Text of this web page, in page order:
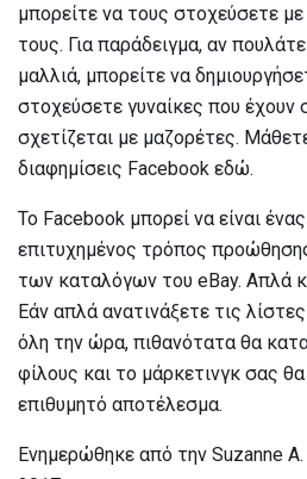
μπορείτε να τους στοχεύσετε
τους. Για παράδειγμα, αν
μαλλιά, μπορείτε να
στοχεύσετε γυναίκες που
σχετίζεται με μαζορέτες.
διαφημίσεις Facebook εδώ.
Το Facebook μπορεί να είναι
επιτυχημένος τρόπος
των καταλόγων του eBay. Απλά
Εάν απλά ανατινάξετε τις
όλη την ώρα, πιθανότατα θα
φίλους και το μάρκετινγκ σας
επιθυμητό αποτέλεσμα.
Ενημερώθηκε από την Suzanne